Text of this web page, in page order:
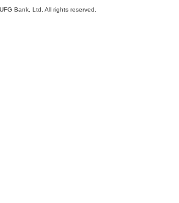
Bank, Ltd. All rights reserved.